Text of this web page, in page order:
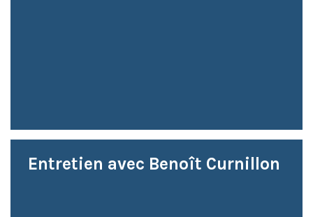
Entretien avec Benoît Curnillon